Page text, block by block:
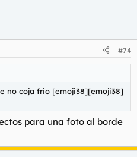
#74
no coja frio [emoji38][emoji38]
para una foto al borde